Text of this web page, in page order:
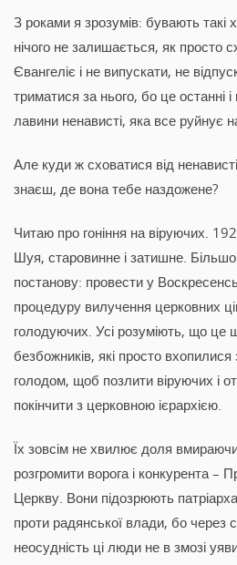
З роками я зрозумів: бувають такі
нічого не залишається, як просто
Євангеліє і не випускати, не
триматися за нього, бо це останні і
лавини ненависті, яка все руйнує
Але куди ж сховатися від
знаєш, де вона тебе наздожене?
Читаю про гоніння на віруючих.
Шуя, старовинне і затишне.
постанову: провести у
процедуру вилучення церковних
голодуючих. Усі розуміють, що це
безбожників, які просто вхопилися
голодом, щоб позлити віруючих і
покінчити з церковною ієрархією.
Їх зовсім не хвилює доля
розгромити ворога і конкурента –
Церкву. Вони підозрюють патріарха
проти радянської влади, бо через
неосудність ці люди не в змозі